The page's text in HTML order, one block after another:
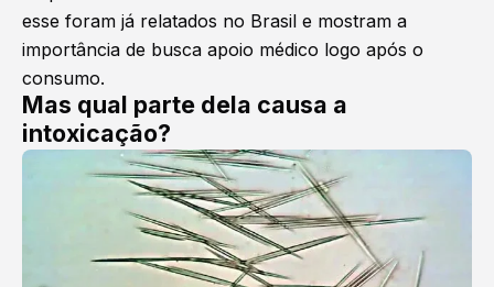
esse foram já relatados no Brasil e mostram a
importância de busca apoio médico logo após o
consumo.
Mas qual parte dela causa a
intoxicação?